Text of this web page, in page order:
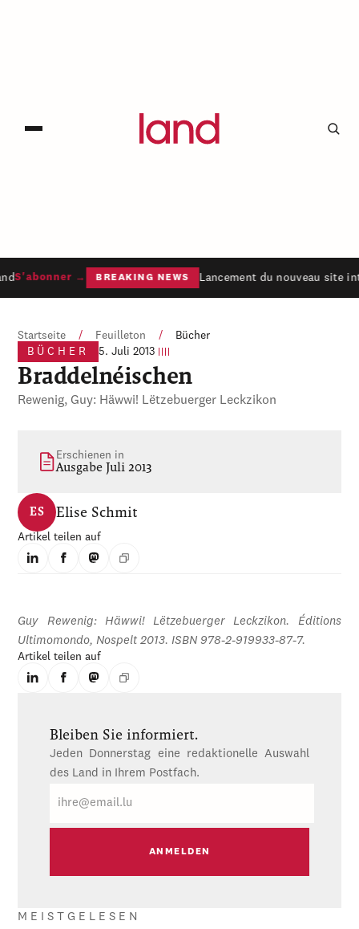
S'abonner → BREAKING NEWS Lancement du nouveau site
Startseite / Feuilleton /
Bücher
BÜCHER
5. Juli 2013
Braddelnéischen
Rewenig, Guy: Häwwi! Lëtzebuerger Leckzikon
Erschienen in
Ausgabe Juli 2013
ES Elise Schmit
Artikel teilen auf
Guy Rewenig: Häwwi! Lëtzebuerger Leckzikon. Éditions
Ultimomondo, Nospelt 2013. ISBN 978-2-919933-87-7.
Artikel teilen auf
Bleiben Sie informiert.
Jeden Donnerstag eine redaktionelle Auswahl
des Land in Ihrem Postfach.
Mail
MEISTGELESEN